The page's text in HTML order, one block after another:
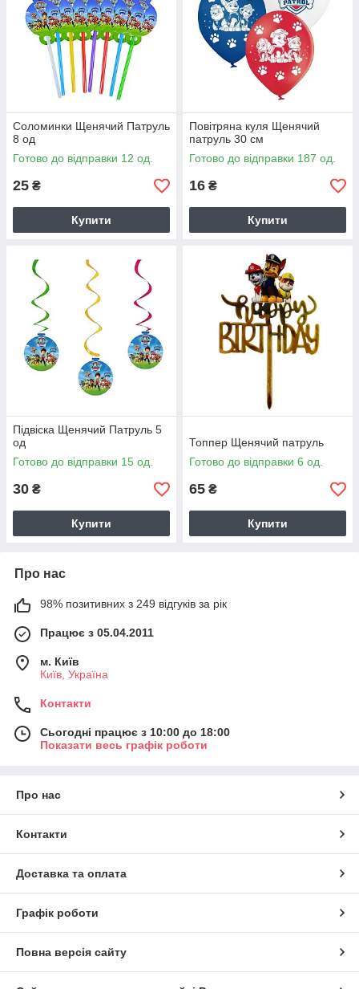
Соломинки Щенячий Патруль
8 од
Готово до відправки 12 од.
25 ₴
Купити
Повітряна куля Щенячий
патруль 30 см
Готово до відправки 187 од.
16 ₴
Купити
Підвіска Щенячий Патруль 5
од
Готово до відправки 15 од.
30 ₴
Купити
Топпер Щенячий патруль
Готово до відправки 6 од.
65 ₴
Купити
Про нас
98% позитивних з 249 відгуків за рік
Працює з 05.04.2011
м. Київ
Київ, Україна
Контакти
Сьогодні працює з 10:00 до 18:00
Показати весь графік роботи
Про нас
Контакти
Доставка та оплата
Графік роботи
Повна версія сайту